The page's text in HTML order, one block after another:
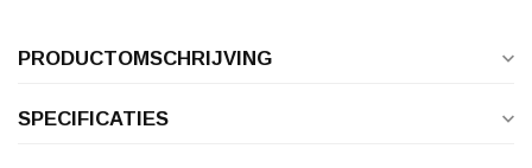
PRODUCTOMSCHRIJVING
SPECIFICATIES